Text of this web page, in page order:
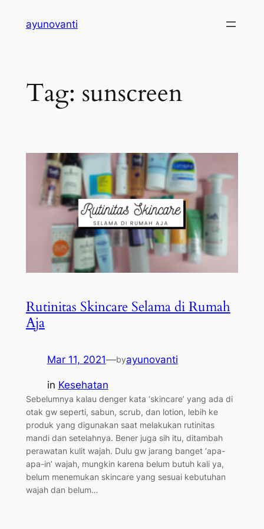
ayunovanti
Tag: sunscreen
Rutinitas Skincare Selama di Rumah
Aja
Mar 11, 2021—byayunovanti
in Kesehatan
Sebelumnya kalau denger kata ‘skincare’ yang ada di
otak gw seperti, sabun, scrub, dan lotion, lebih ke
produk yang digunakan saat melakukan rutinitas
mandi dan setelahnya. Bener juga sih itu, ditambah
perawatan kulit wajah. Dulu gw jarang banget ‘apa-
apa-in’ wajah, mungkin karena belum butuh kali ya,
belum menemukan skincare yang sesuai kebutuhan
wajah dan belum…